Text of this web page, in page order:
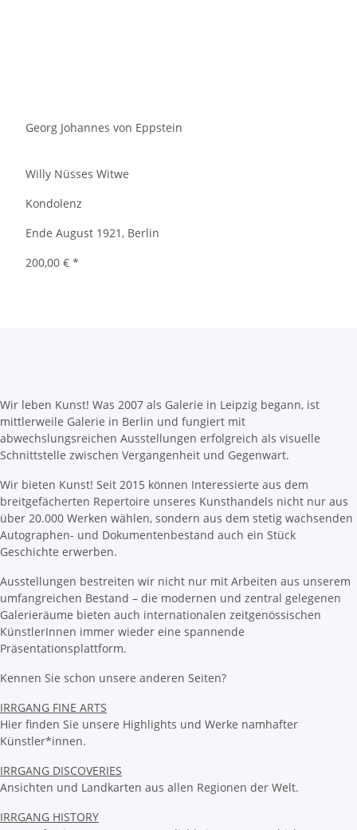
Georg Johannes von Eppstein
Willy Nüsses Witwe
Kondolenz
Ende August 1921, Berlin
200,00 € *
Wir leben Kunst! Was 2007 als Galerie in Leipzig begann, ist
mittlerweile Galerie in Berlin und fungiert mit
abwechslungsreichen Ausstellungen erfolgreich als visuelle
Schnittstelle zwischen Vergangenheit und Gegenwart.
Wir bieten Kunst! Seit 2015 können Interessierte aus dem
breitgefächerten Repertoire unseres Kunsthandels nicht nur aus
über 20.000 Werken wählen, sondern aus dem stetig wachsenden
Autographen- und Dokumentenbestand auch ein Stück
Geschichte erwerben.
Ausstellungen bestreiten wir nicht nur mit Arbeiten aus unserem
umfangreichen Bestand – die modernen und zentral gelegenen
Galerieräume bieten auch internationalen zeitgenössischen
KünstlerInnen immer wieder eine spannende
Präsentationsplattform.
Kennen Sie schon unsere anderen Seiten?
IRRGANG FINE ARTS
Hier finden Sie unsere Highlights und Werke namhafter
Künstler*innen.
IRRGANG DISCOVERIES
Ansichten und Landkarten aus allen Regionen der Welt.
IRRGANG HISTORY